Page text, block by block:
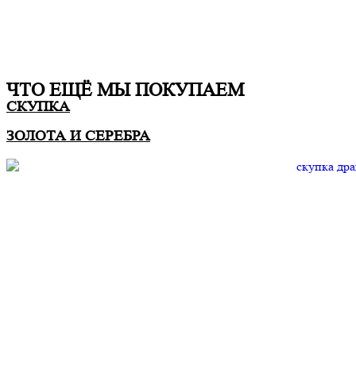
ЧТО ЕЩË МЫ ПОКУПАЕМ
СКУПКА
ЗОЛОТА И СЕРЕБРА